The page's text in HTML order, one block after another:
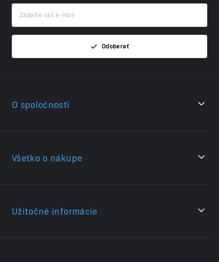
Odoberať
O spoločnosti
Všetko o nákupe
Užitočné informácie